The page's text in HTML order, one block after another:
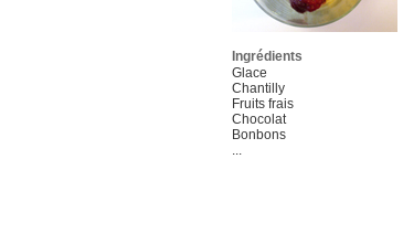
Ingrédients
Glace
Chantilly
Fruits frais
Chocolat
Bonbons
...